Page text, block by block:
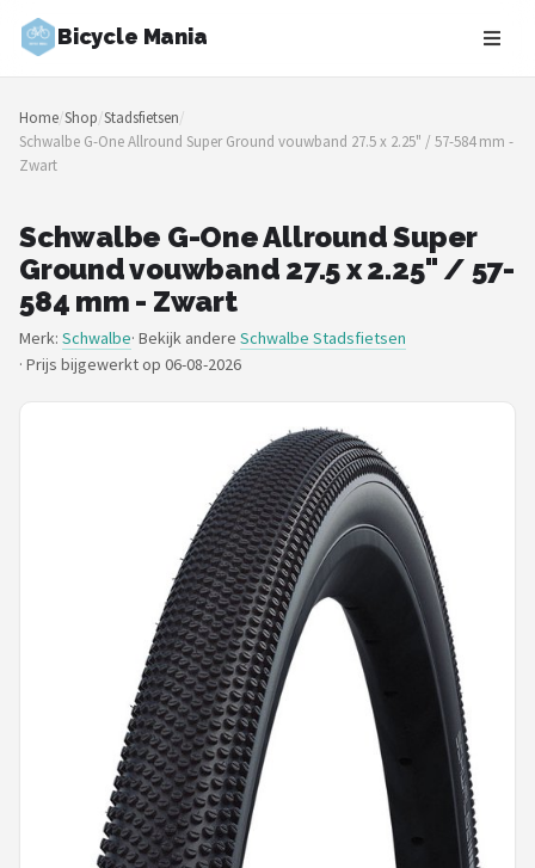
Bicycle Mania
Zoeken
NAVIGATIE
Shop
Merken
Blog
Fietsroutes
Kinderfietsen
Elektrische fietsen
Mountainbikes
POPULAIRE MERKEN
Home/Shop/Stadsfietsen/
Schwalbe G-One Allround Super Ground vouwband 27.5 x 2.25" / 57-584 mm -
Zwart
Schwalbe G-One Allround Super
Ground vouwband 27.5 x 2.25" / 57-
584 mm - Zwart
Merk: Schwalbe· Bekijk andere Schwalbe Stadsfietsen
· Prijs bijgewerkt op 06-08-2026